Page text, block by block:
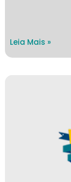
Leia Mais »